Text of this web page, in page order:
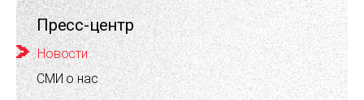
Пресс-центр
Новости
СМИ о нас